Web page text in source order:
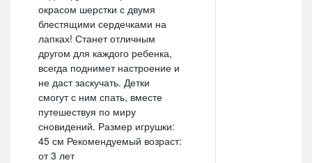
окрасом шерстки с двумя
блестящими сердечками на
лапках! Станет отличным
другом для каждого ребенка,
всегда поднимет настроение и
не даст заскучать. Детки
смогут с ним спать, вместе
путешествуя по миру
сновидений. Размер игрушки:
45 см Рекомендуемый возраст:
от 3 лет